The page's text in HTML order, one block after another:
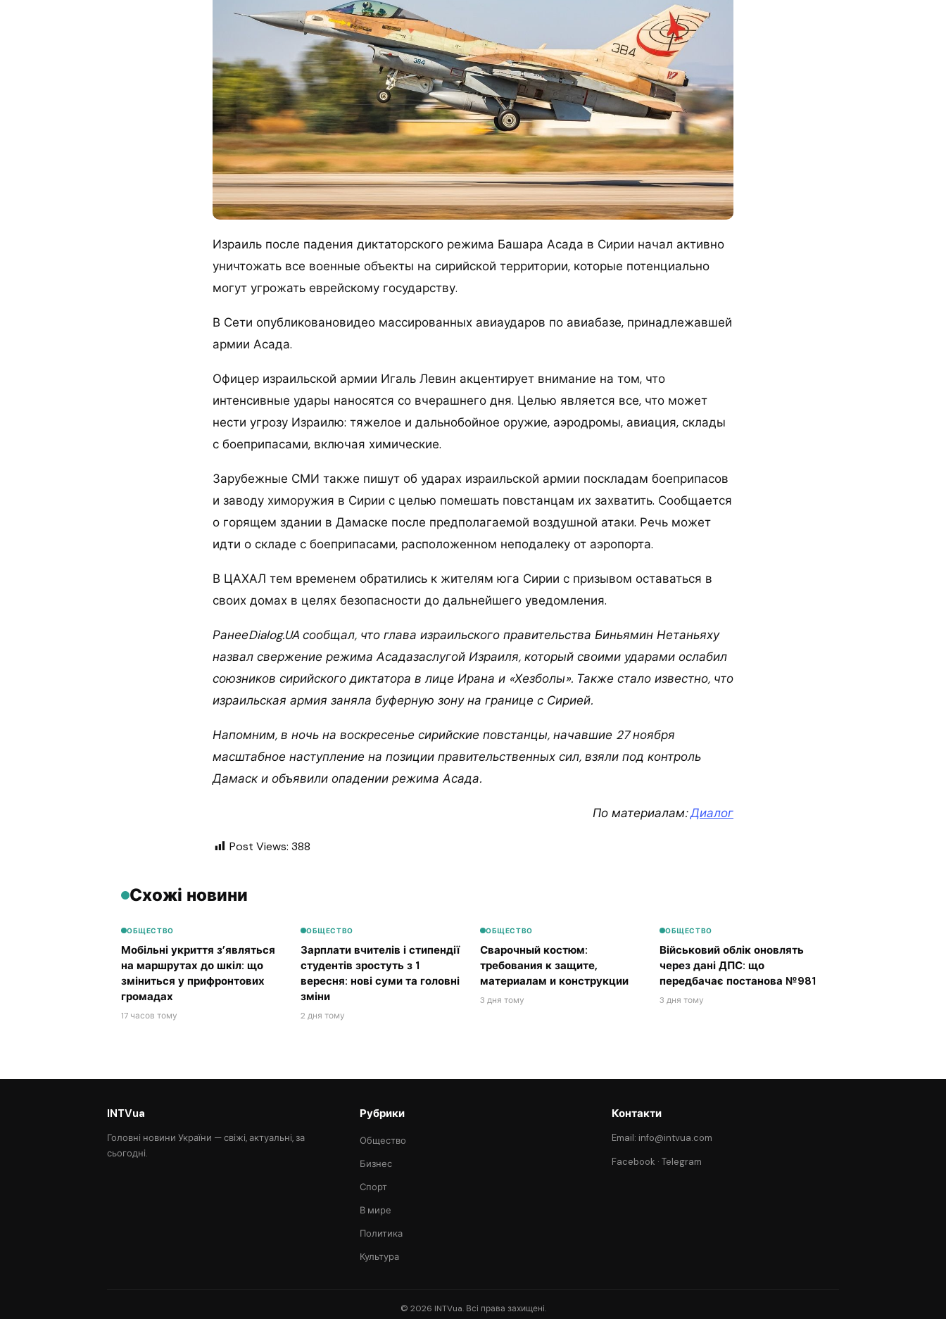
Израиль после падения диктаторского режима Башара Асада в Сирии начал активно
уничтожать все военные объекты на сирийской территории, которые потенциально
могут угрожать еврейскому государству.
В Сети опубликовановидео массированных авиаударов по авиабазе, принадлежавшей
армии Асада.
Офицер израильской армии Игаль Левин акцентирует внимание на том, что
интенсивные удары наносятся со вчерашнего дня. Целью является все, что может
нести угрозу Израилю: тяжелое и дальнобойное оружие, аэродромы, авиация, склады
с боеприпасами, включая химические.
Зарубежные СМИ также пишут об ударах израильской армии поскладам боеприпасов
и заводу химоружия в Сирии с целью помешать повстанцам их захватить. Сообщается
о горящем здании в Дамаске после предполагаемой воздушной атаки. Речь может
идти о складе с боеприпасами, расположенном неподалеку от аэропорта.
В ЦАХАЛ тем временем обратились к жителям юга Сирии с призывом оставаться в
своих домах в целях безопасности до дальнейшего уведомления.
РанееDialog.UA сообщал, что глава израильского правительства Биньямин Нетаньяху
назвал свержение режима Асадазаслугой Израиля, который своими ударами ослабил
союзников сирийского диктатора в лице Ирана и «Хезболы». Также стало известно, что
израильская армия заняла буферную зону на границе с Сирией.
Напомним, в ночь на воскресенье сирийские повстанцы, начавшие 27 ноября
масштабное наступление на позиции правительственных сил, взяли под контроль
Дамаск и объявили опадении режима Асада.
По материалам:Диалог
Post Views: 388
Схожі новини
ОБЩЕСТВО
Мобільні укриття з’являться
на маршрутах до шкіл: що
зміниться у прифронтових
громадах
17 часов тому
ОБЩЕСТВО
Зарплати вчителів і стипендії
студентів зростуть з 1
вересня: нові суми та головні
зміни
2 дня тому
ОБЩЕСТВО
Сварочный костюм:
требования к защите,
материалам и конструкции
3 дня тому
ОБЩЕСТВО
Військовий облік оновлять
через дані ДПС: що
передбачає постанова №981
3 дня тому
INTVua
Головні новини України — свіжі, актуальні, за
сьогодні.
Рубрики
Общество
Бизнес
Спорт
В мире
Политика
Культура
Контакти
Email: info@intvua.com
Facebook ·Telegram
© 2026 INTVua. Всі права захищені.